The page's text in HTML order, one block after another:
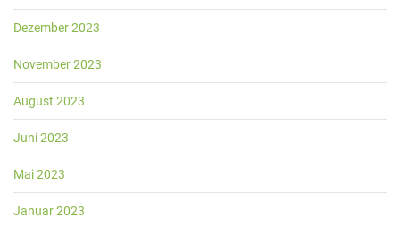
Dezember 2023
November 2023
August 2023
Juni 2023
Mai 2023
Januar 2023